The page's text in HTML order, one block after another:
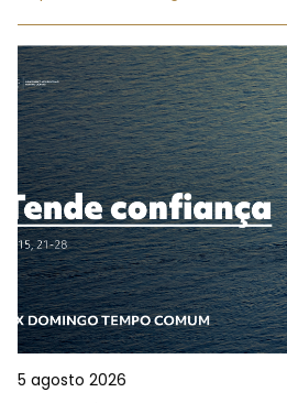
5 agosto 2026